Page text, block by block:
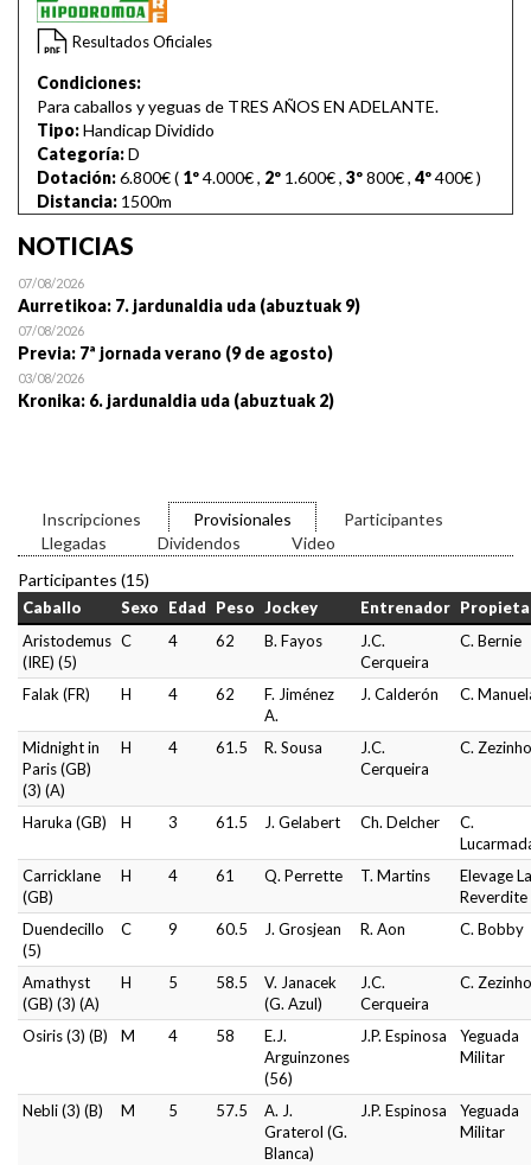
Resultados Oficiales
Condiciones:
Para caballos y yeguas de TRES AÑOS EN ADELANTE.
Tipo:Handicap Dividido
Categoría:D
Dotación:6.800€ ( 1º4.000€, 2º 1.600€, 3º800€, 4º400€)
Distancia: 1500m
NOTICIAS
07/08/2026
Aurretikoa: 7. jardunaldia uda (abuztuak 9)
07/08/2026
Previa: 7ª jornada verano (9 de agosto)
03/08/2026
Kronika: 6. jardunaldia uda (abuztuak 2)
Inscripciones Provisionales
Participantes
Llegadas
Dividendos
Video
Participantes (15)
Caballo Sexo Edad Peso Jockey Entrenador
Aristodemus
(IRE) (5)
C 4 62 B. Fayos
J.C.
Cerqueira
C. Bernie
Falak (FR) H 4 62
F. Jiménez
A.
J. Calderón C.
Midnight in
Paris (GB)
(3) (A)
H 4 61.5 R. Sousa
J.C.
Cerqueira
C. Zezinho
Haruka (GB) H 3 61.5 J. Gelabert Ch. Delcher
C.
Carricklane
(GB)
H 4 61 Q. Perrette T. Martins
Elevage La
Reverdite
Duendecillo
(5)
C 9 60.5 J. Grosjean R. Aon C. Bobby
Amathyst
(GB) (3) (A)
H 5 58.5
V. Janacek
(G. Azul)
J.C.
Cerqueira
C. Zezinho
Osiris (3) (B) M 4 58
E.J.
Arguinzones
(56)
J.P. Espinosa
Yeguada
Militar
Nebli (3) (B) M 5 57.5
A. J.
Graterol (G.
Blanca)
J.P. Espinosa
Yeguada
Militar